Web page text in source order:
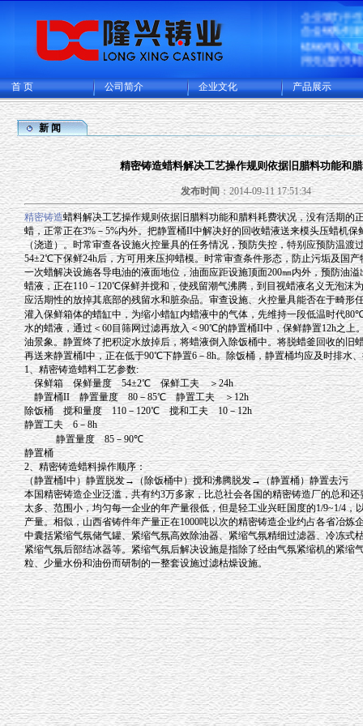
企业致力于
合金钢系列
铸钢件及机
用先进的失
艺，是国内
造的大型的
生产基地，
厂和CNC机
可供精密铸
铸成品件
主要出口欧
多国家。
首 页 公司简介 企业文化 产品展示
新 闻
精密铸造蜡料解决工艺操作规则依据旧腊料功能和
发布时间：2014-09-11 17:51:34
精密铸造蜡料解决工艺操作规则依据旧腊料功能和腊料耗费状况，没有活期的
蜡，正常正在3%－ 5%内外。把静置桶II中解决好的回收蜡液送来模头压蜡机保
（浇道）。时常审查各设施火控量具的任务情况，预防失控，特别应预防温渡
54±2℃下保鲜24h后，方可用来压抑蜡模。时常审查条件形态，防止污垢及国
一次蜡解决设施各导电油的液面地位，油面应距设施顶面200㎜内外，预防油溢
蜡液，正在110－120℃保鲜并搅和，使残留潮气沸腾，到目视蜡液名义无泡沫
应活期性的放掉其底部的残留水和脏杂品。审查设施、火控量具能否在于畸形
灌入保鲜箱体的蜡缸中，为缩小蜡缸内蜡液中的气体，先维持一段低温时代80
水的蜡液，通过＜60目筛网过滤再放入＜90℃的静置桶II中，保鲜静置12h之上
油景象。静置终了把积淀水放掉后，将蜡液倒入除饭桶中。将脱蜡釜回收的旧
再送来静置桶I中，正在低于90℃下静置6－8h。除饭桶，静置桶均应及时排水
1、精密铸造蜡料工艺参数:
保鲜箱 保鲜量度54±2℃保鲜工夫 ＞24h
静置桶II静置量度80－85℃静置工夫 ＞12h
除饭桶 搅和量度 110－ 120℃搅和工夫 10－12h
静置工夫6－8h
静置量度85－90℃
静置桶
2、精密铸造蜡料操作顺序：
（静置桶I中）静置脱发→（除饭桶中）搅和沸腾脱发→（静置桶）静置去污
本国精密铸造企业泛滥，共有约3万多家，比总社会各国的精密铸造厂的总和
太多、范围小，均匀每一企业的年产量很低，但是轻工业兴旺国度的1/9~1/4，
产量。相似，山西省铸件年产量正在1000吨以次的精密铸造企业约占各省冶炼
中囊括紧缩气氛储气罐、紧缩气氛高效除油器、紧缩气氛精细过滤器、冷冻式
紧缩气氛后部结冰器等。紧缩气氛后解决设施是指除了经由气氛紧缩机的紧缩
粒、少量水份和油份而研制的一整套设施过滤枯燥设施。